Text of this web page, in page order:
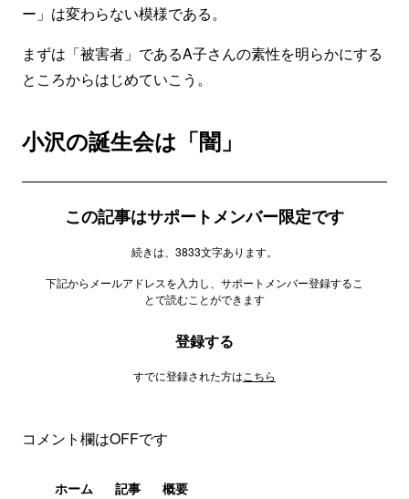
ー」は変わらない模様である。
まずは「被害者」であるA子さんの素性を明らかにする
ところからはじめていこう。
小沢の誕生会は「闇」
この記事はサポートメンバー限定です
続きは、3833文字あります。
下記からメールアドレスを入力し、サポートメンバー登録するこ
とで読むことができます
登録する
すでに登録された方は こちら
コメント欄はOFFです
ホーム 記事 概要